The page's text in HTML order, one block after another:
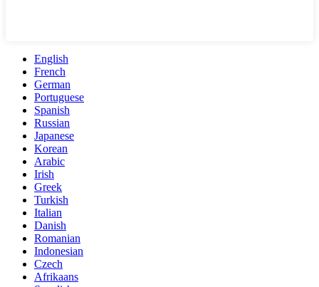
English
French
German
Portuguese
Spanish
Russian
Japanese
Korean
Arabic
Irish
Greek
Turkish
Italian
Danish
Romanian
Indonesian
Czech
Afrikaans